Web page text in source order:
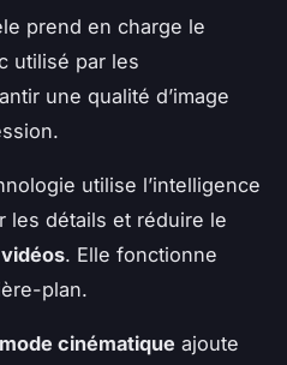
prend en charge le
utilisé par les
une qualité d’image
utilise l’intelligence
les détails et réduire le
vidéos. Elle fonctionne
plan.
mode cinématique ajoute